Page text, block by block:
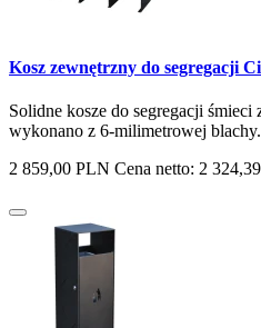
Kosz zewnętrzny do segregacji
Solidne kosze do segregacji śmieci
wykonano z 6-milimetrowej
2 859,00 PLN Cena netto: 2